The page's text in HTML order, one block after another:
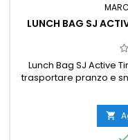
LUNCH BAG SJ
Lunch Bag SJ Active
trasportare pranzo e
Perfetta per
